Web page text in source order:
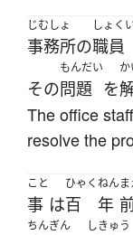
じむしょ
事務所の
しょく
職員
その
もんだい
問題 を
The office
resolve the
こと
事 は
ひゃく
百
ねん
年
ちんぎん しきゅう